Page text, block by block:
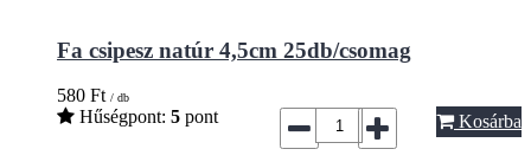
Fa csipesz natúr 4,5cm 25db/csomag
580 Ft / db
Hűségpont: 5 pont Kosárba